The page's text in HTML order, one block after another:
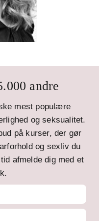
andre
mest populære
og seksualitet.
på kurser, der gør
og sexliv du
afmelde dig med et